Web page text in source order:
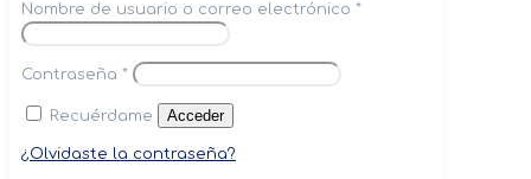
Nombre de usuario o correo electrónico *
Contraseña *
Recuérdame Acceder
¿Olvidaste la contraseña?